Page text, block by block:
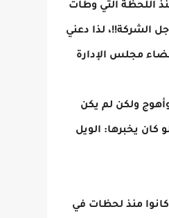
اللحظة التي وطأت
الشركة!!، لذا دعني
مجلس الإدارة
ولكن لم يكن
كان يخبرها: الويل
كانوا منذ لحظات في